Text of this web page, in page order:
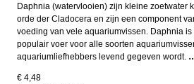
Daphnia (watervlooien) zijn kleine zoetwater
orde der Cladocera en zijn een component
voeding van vele aquariumvissen. Daphnia
populair voer voor alle soorten
aquariumliefhebbers levend gegeven wordt.
€ 4,48